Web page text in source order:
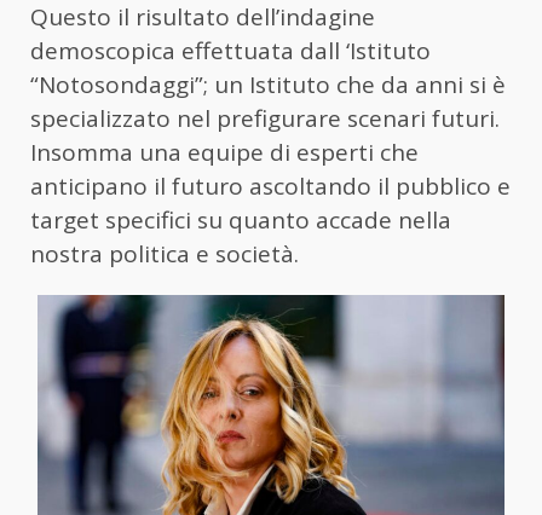
Questo il risultato dell’indagine
demoscopica effettuata dall ‘Istituto
“Notosondaggi”; un Istituto che da anni si è
specializzato nel prefigurare scenari futuri.
Insomma una equipe di esperti che
anticipano il futuro ascoltando il pubblico e
target specifici su quanto accade nella
nostra politica e società.